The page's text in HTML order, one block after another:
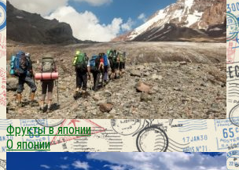
Фрукты в японии
О японии